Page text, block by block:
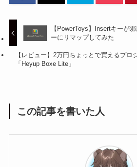
【PowerToys】Insertキーが
ーにリマップしてみた
【レビュー】2万円ちょっとで買えるプロ
「Heyup Boxe Lite」
この記事を書いた人